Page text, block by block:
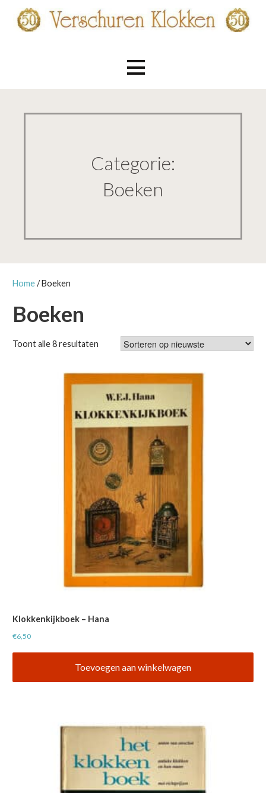
Categorie:
Boeken
Home/ Boeken
Boeken
Toont alle 8 resultatenGesorteerd
nieuwste
Klokkenkijkboek – Hana
€6,50
Toevoegen aan winkelwagen